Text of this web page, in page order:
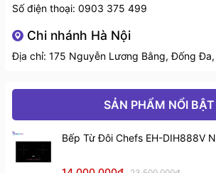
2. Một số đặc điểm nổi bật
-Kích thước rộng rãi: 1160R x 510S
ứng nhu cầu rửa chén bát, rau củ quả
nướng lớn.
Số điện thoại: 0903 375 499
Chi nhánh Hà Nội
Địa chỉ: 175 Nguyễn Lương Bằng, Đống Đa,
SẢN PHẨM NỔI BẬT
Bếp Từ Đôi Chefs EH-DIH888V